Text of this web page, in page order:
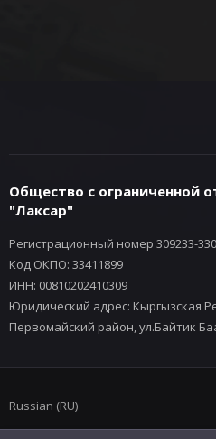
Общество с ограниченной
"Лаксар"
Регистрационный номер 309233-
Код ОКПО: 33411899
ИНН: 00810202410309
Юридический адрес: Кыргызская
Первомайский район, ул.Байтик
Russian (RU)